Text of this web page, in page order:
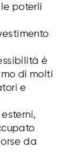
poterli
è
di molti
e
da